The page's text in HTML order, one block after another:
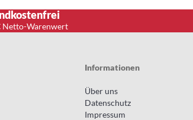
Netto-Warenwert
Informationen
Über uns
Datenschutz
Impressum